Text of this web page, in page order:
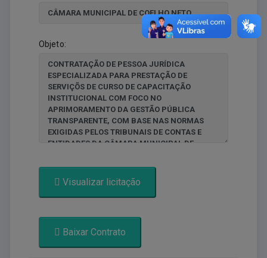
Objeto:
Visualizar licitação
Baixar Contrato